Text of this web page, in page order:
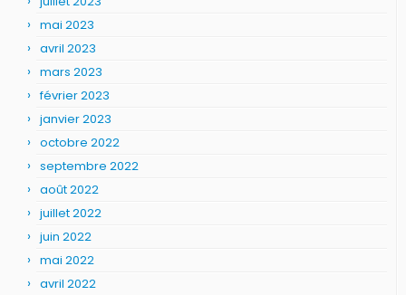
mai 2023
avril 2023
mars 2023
février 2023
janvier 2023
octobre 2022
septembre 2022
août 2022
juillet 2022
juin 2022
mai 2022
avril 2022